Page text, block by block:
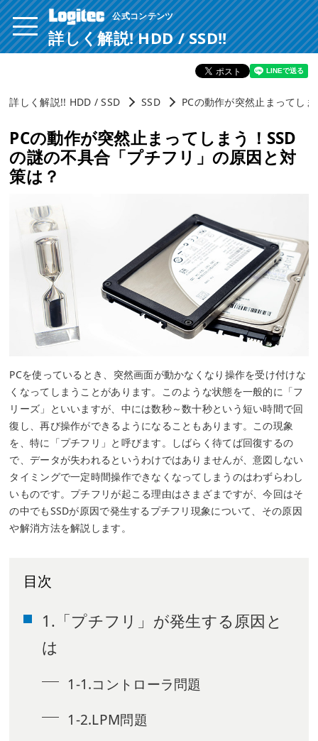
公式コンテンツ
詳しく解説! HDD / SSD!!
詳しく解説!! HDD / SSD SSD PCの動作が突然止まってし
PCの動作が突然止まってしまう！SSD
の謎の不具合「プチフリ」の原因と対
策は？
PCを使っているとき、突然画面が動かなくなり操作を受け付けな
くなってしまうことがあります。このような状態を一般的に「フ
リーズ」といいますが、中には数秒～数十秒という短い時間で回
復し、再び操作ができるようになることもあります。この現象
を、特に「プチフリ」と呼びます。しばらく待てば回復するの
で、データが失われるというわけではありませんが、意図しない
タイミングで一定時間操作できなくなってしまうのはわずらわし
いものです。プチフリが起こる理由はさまざまですが、今回はそ
の中でもSSDが原因で発生するプチフリ現象について、その原因
や解消方法を解説します。
目次
1.「プチフリ」が発生する原因と
は
1-1.コントローラ問題
1-2.LPM問題